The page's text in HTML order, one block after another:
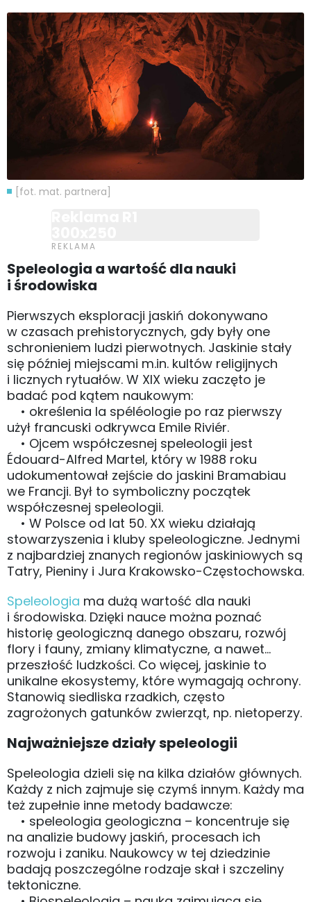
[fot. mat. partnera]
Speleologia a wartość dla nauki
i środowiska
Pierwszych eksploracji jaskiń dokonywano
w czasach prehistorycznych, gdy były one
schronieniem ludzi pierwotnych. Jaskinie stały
się później miejscami m.in. kultów religijnych
i licznych rytuałów. W XIX wieku zaczęto je
badać pod kątem naukowym:
• określenia la spéléologie po raz pierwszy
użył francuski odkrywca Emile Riviér.
• Ojcem współczesnej speleologii jest
Édouard-Alfred Martel, który w 1988 roku
udokumentował zejście do jaskini Bramabiau
we Francji. Był to symboliczny początek
współczesnej speleologii.
• W Polsce od lat 50. XX wieku działają
stowarzyszenia i kluby speleologiczne. Jednymi
z najbardziej znanych regionów jaskiniowych są
Tatry, Pieniny i Jura Krakowsko-Częstochowska.
Speleologia ma dużą wartość dla nauki
i środowiska. Dzięki nauce można poznać
historię geologiczną danego obszaru, rozwój
flory i fauny, zmiany klimatyczne, a nawet…
przeszłość ludzkości. Co więcej, jaskinie to
unikalne ekosystemy, które wymagają ochrony.
Stanowią siedliska rzadkich, często
zagrożonych gatunków zwierząt, np. nietoperzy.
Najważniejsze działy speleologii
Speleologia dzieli się na kilka działów głównych.
Każdy z nich zajmuje się czymś innym. Każdy ma
też zupełnie inne metody badawcze:
• speleologia geologiczna – koncentruje się
na analizie budowy jaskiń, procesach ich
rozwoju i zaniku. Naukowcy w tej dziedzinie
badają poszczególne rodzaje skał i szczeliny
tektoniczne.